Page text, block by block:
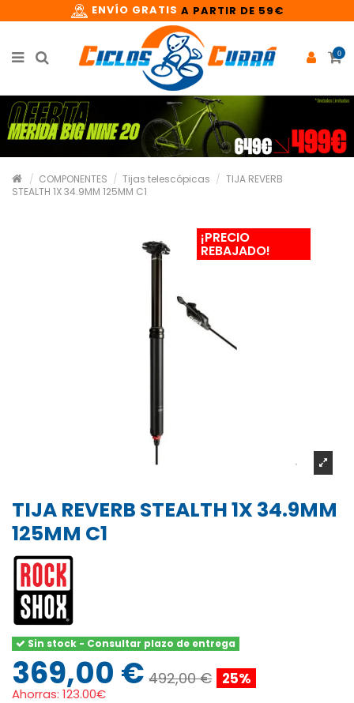
ENVÍO GRATIS A PARTIR DE 59€
0
COMPONENTES Tijas telescópicas
TIJA REVERB
STEALTH 1X 34.9MM 125MM C1
¡PRECIO
REBAJADO!
TIJA REVERB STEALTH 1X 34.9MM
125MM C1
Sin stock - Consultar plazo de entrega
369,00 € 492,00 € 25%
Ahorras: 123.00€